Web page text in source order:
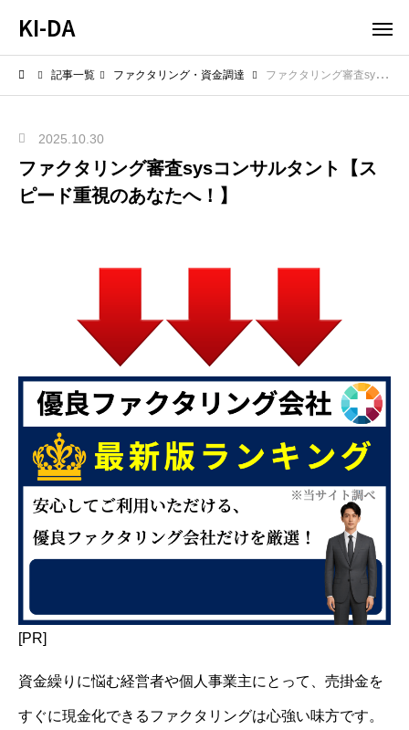
KI-DA
記事一覧 ファクタリング・資金調達 ファクタリング審査sysコンサルタント【スピード重視のあなたへ！】
2025.10.30
ファクタリング審査sysコンサルタント【ス
ピード重視のあなたへ！】
[PR]
資金繰りに悩む経営者や個人事業主にとって、売掛金を
すぐに現金化できるファクタリングは心強い味方です。